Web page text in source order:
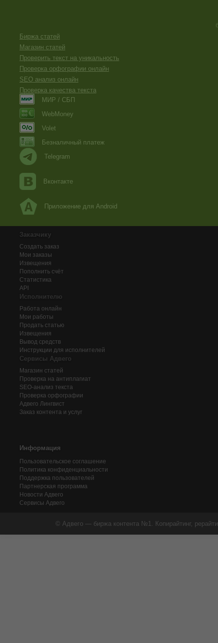
Биржа статей
Магазин статей
Проверить текст на уникальность
Проверка орфографии онлайн
SEO анализ онлайн
Проверка качества текста
МИР / СБП
WebMoney
Volet
Безналичный платеж
Telegram
Вконтакте
Приложение для Android
Заказчику
Создать заказ
Мои заказы
Извещения
Пополнить счёт
Статистика
API
Исполнителю
Работа онлайн
Мои работы
Продать статью
Извещения
Вывод средств
Инструкции для исполнителей
Сервисы Адвего
Магазин статей
Проверка на антиплагиат
SEO-анализ текста
Проверка орфографии
Адвего Лингвист
Заказ контента и услуг
Информация
Пользовательское соглашение
Политика конфиденциальности
Поддержка пользователей
Партнерская программа
Новости Адвего
Сервисы Адвего
© Адвего — биржа контента №1. Копирайтинг,